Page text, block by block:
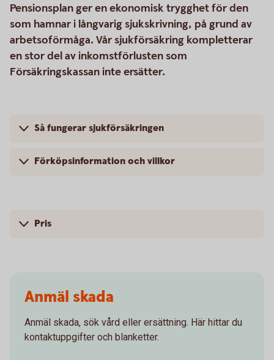
Pensionsplan ger en ekonomisk trygghet för den
som hamnar i långvarig sjukskrivning, på grund av
arbetsoförmåga. Vår sjukförsäkring kompletterar
en stor del av inkomstförlusten som
Försäkringskassan inte ersätter.
Så fungerar sjukförsäkringen
Förköpsinformation och villkor
Pris
Anmäl skada
Anmäl skada, sök vård eller ersättning. Här hittar du
kontaktuppgifter och blanketter.